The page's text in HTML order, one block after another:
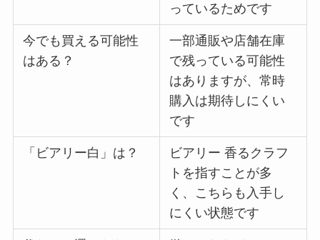
っているためです
今でも買える可能性
はある？
一部通販や店舗在庫
で残っている可能性
はありますが、常時
購入は期待しにくい
です
「ビアリー白」は？
ビアリー 香るクラフ
トを指すことが多
く、こちらも入手し
にくい状態です